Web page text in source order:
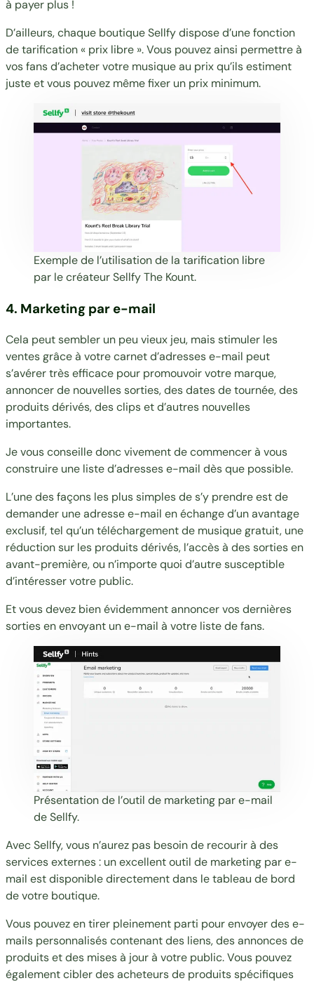
à payer plus !
D’ailleurs, chaque boutique Sellfy dispose d’une fonction
de tarification « prix libre ». Vous pouvez ainsi permettre à
vos fans d’acheter votre musique au prix qu’ils estiment
juste et vous pouvez même fixer un prix minimum.
Exemple de l’utilisation de la tarification libre
par le créateur SellfyThe Kount.
4. Marketing par e-mail
Cela peut sembler un peu vieux jeu, mais stimuler les
ventes grâce à votre carnet d’adresses e-mail peut
s’avérer très efficace pour promouvoir votre marque,
annoncer de nouvelles sorties, des dates de tournée, des
produits dérivés, des clips et d’autres nouvelles
importantes.
Je vous conseille donc vivement de commencer à vous
construire une liste d’adresses e-mail dès que possible.
L’une des façons les plus simples de s’y prendre est de
demander une adresse e-mail en échange d’un avantage
exclusif, tel qu’un téléchargement de musique gratuit, une
réduction sur les produits dérivés, l’accès à des sorties en
avant-première, ou n’importe quoi d’autre susceptible
d’intéresser votre public.
Et vous devez bien évidemment annoncer vos dernières
sorties en envoyant un e-mail à votre liste de fans.
Présentation de l’outil de marketing par e-mail
de Sellfy.
Avec Sellfy, vous n’aurez pas besoin de recourir à des
services externes : un excellent outil de marketing par e-
mail est disponible directement dans le tableau de bord
de votre boutique.
Vous pouvez en tirer pleinement parti pour envoyer des e-
mails personnalisés contenant des liens, des annonces de
produits et des mises à jour à votre public. Vous pouvez
également cibler des acheteurs de produits spécifiques